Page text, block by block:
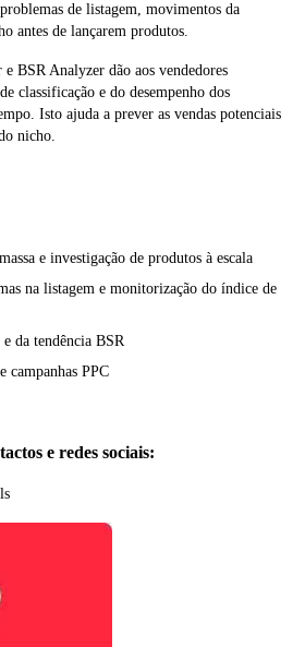
de listagem, movimentos da
antes de lançarem produtos.
BSR Analyzer dão aos vendedores
classificação e do desempenho dos
Isto ajuda a prever as vendas potenciais
nicho.
e investigação de produtos à escala
na listagem e monitorização do índice de
da tendência BSR
campanhas PPC
e redes sociais: